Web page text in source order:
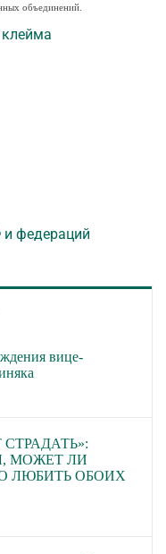
объединений.
федераций
вице-
МОЖЕТ ЛИ
ЛЮБИТЬ ОБОИХ